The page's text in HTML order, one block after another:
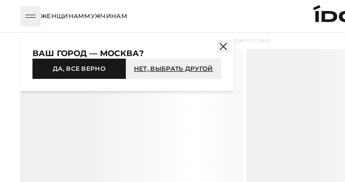
ЖЕНЩИНАММУЖЧИНАМ
ШОРТЫ-БЕРМУДЫ ДЖИНСОВЫЕ
ВАШ ГОРОД — МОСКВА?
ДА, ВСЕ ВЕРНО НЕТ, ВЫБРАТЬ ДРУГОЙ